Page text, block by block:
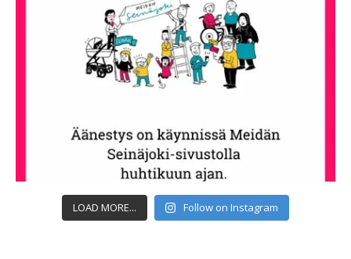
LOAD MORE... Follow on Instagram